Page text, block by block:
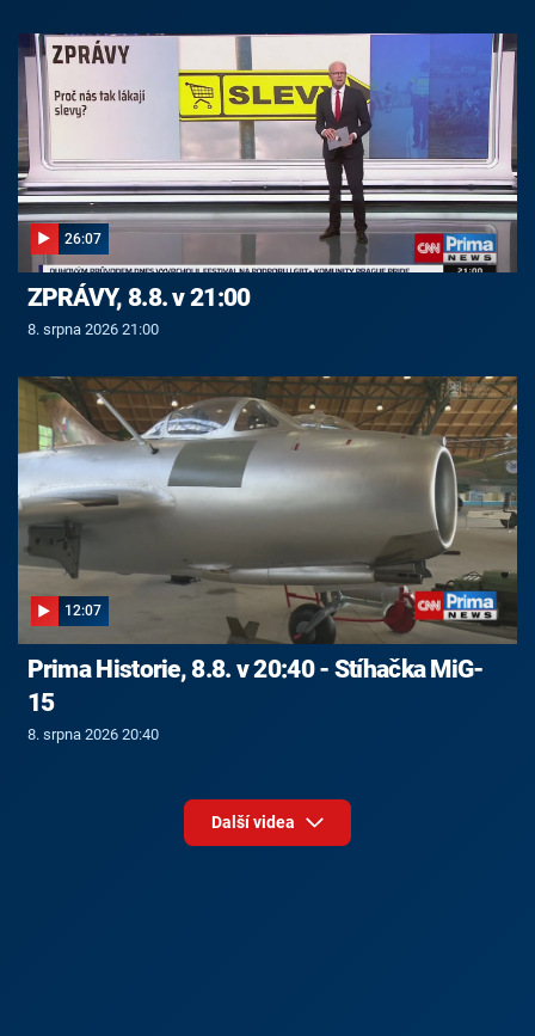
26:07
ZPRÁVY, 8.8. v 21:00
8. srpna 2026 21:00
12:07
Prima Historie, 8.8. v 20:40 - Stíhačka MiG-
15
8. srpna 2026 20:40
Další videa